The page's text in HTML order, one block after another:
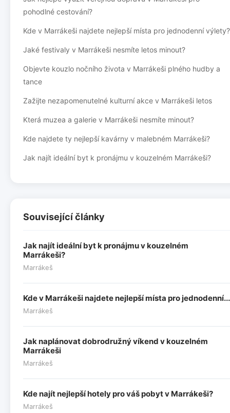
pohodlné cestování?
Kde v Marrákeši najdete nejlepší místa pro jednodenní výlety?
Jaké festivaly v Marrákeši nesmíte letos minout?
Objevte kouzlo nočního života v Marrákeši plného hudby a
tance
Zažijte nezapomenutelné kulturní akce v Marrákeši letos
Která muzea a galerie v Marrákeši nesmíte minout?
Kde najdete ty nejlepší kavárny v malebném Marrákeši?
Jak najít ideální byt k pronájmu v kouzelném Marrákeši?
Související články
Jak najít ideální byt k pronájmu v kouzelném
Marrákeši?
Marrákeš
Kde v Marrákeši najdete nejlepší místa pro jednodenní...
Marrákeš
Jak naplánovat dobrodružný víkend v kouzelném
Marrákeši
Marrákeš
Kde najít nejlepší hotely pro váš pobyt v Marrákeši?
Marrákeš